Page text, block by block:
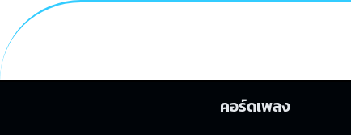
คอร์ดเพลง